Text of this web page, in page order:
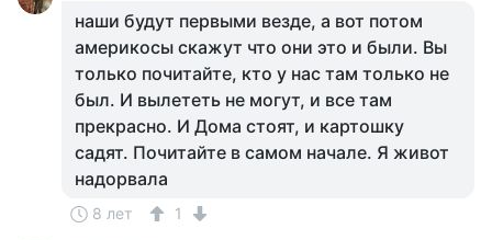
наши будут первыми везде, а вот потом
америкосы скажут что они это и были. Вы
только почитайте, кто у нас там только не
был. И вылететь не могут, и все там
прекрасно. И Дома стоят, и картошку
садят. Почитайте в самом начале. Я живот
надорвала
8 лет 1